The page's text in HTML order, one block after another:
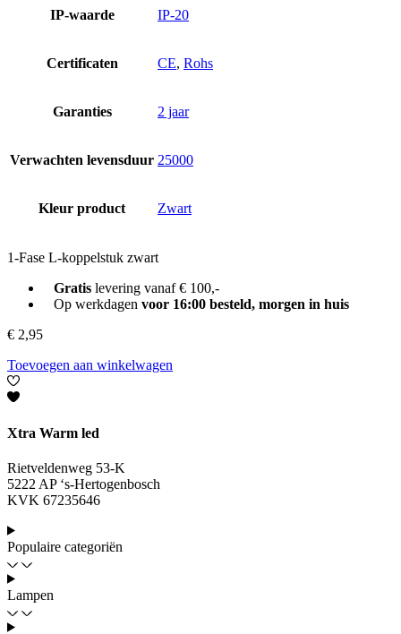
IP-waarde IP-20
Certificaten CE, Rohs
Garanties 2 jaar
Verwachten levensduur 25000
Kleur product Zwart
1-Fase L-koppelstuk zwart
Gratislevering vanaf € 100,-
Op werkdagen voor 16:00 besteld, morgen in huis
€ 2,95
Toevoegen aan winkelwagen
Xtra Warm led
Rietveldenweg 53-K
5222 AP ‘s-Hertogenbosch
KVK 67235646
Populaire categoriën
Lampen